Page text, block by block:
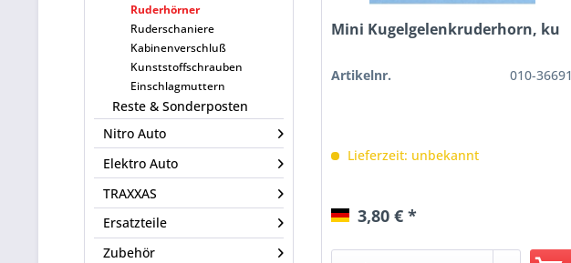
Ruderhörner
Ruderschaniere
Kabinenverschluß
Kunststoffschrauben
Einschlagmuttern
Reste & Sonderposten
Nitro Auto
Elektro Auto
TRAXXAS
Ersatzteile
Zubehör
Mini Kugelgelenkruderhorn, ku
Artikelnr. 010-36691
Lieferzeit: unbekannt
3,80 € *